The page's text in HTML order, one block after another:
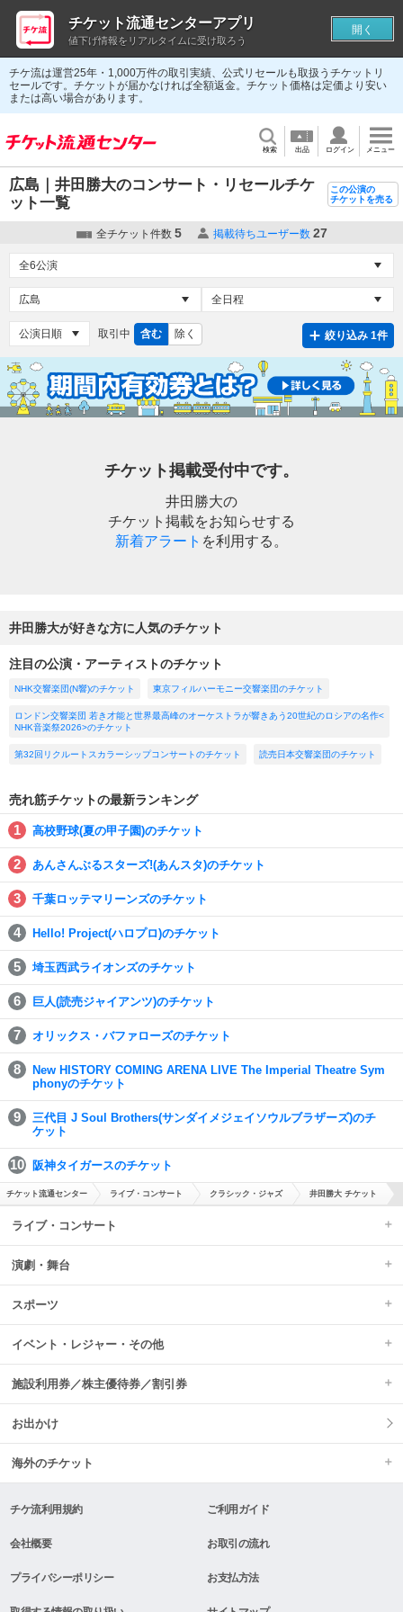
チケ流は運営25年・1,000万件の取引実績、公式リセールも取扱うチケットリ
セールです。チケットが届かなければ全額返金。チケット価格は定価より安い
または高い場合があります。
検索 出品 ログイン メニュー
広島｜井田勝大のコンサート・リセールチケ
ット一覧
この公演の
チケットを売る
全チケット件数 5 掲載待ちユーザー数 27
取引中 含む 除く 絞り込み 1件
チケット掲載受付中です。
井田勝大の
チケット掲載をお知らせする
新着アラート を利用する。
井田勝大が好きな方に人気のチケット
注目の公演・アーティストのチケット
NHK交響楽団(N響)のチケット 東京フィルハーモニー交響楽団のチケット
ロンドン交響楽団 若き才能と世界最高峰のオーケストラが響きあう20世紀のロシアの名作<
NHK音楽祭2026>のチケット
第32回リクルートスカラーシップコンサートのチケット 読売日本交響楽団のチケット
売れ筋チケットの最新ランキング
高校野球(夏の甲子園)のチケット
あんさんぶるスターズ!(あんスタ)のチケット
千葉ロッテマリーンズのチケット
Hello! Project(ハロプロ)のチケット
埼玉西武ライオンズのチケット
巨人(読売ジャイアンツ)のチケット
オリックス・バファローズのチケット
New HISTORY COMING ARENA LIVE The Imperial Theatre Sym
phonyのチケット
三代目 J Soul Brothers(サンダイメジェイソウルブラザーズ)のチ
ケット
阪神タイガースのチケット
チケット流通センター ライブ・コンサート クラシック・ジャズ 井田勝大 チケット
ライブ・コンサート
演劇・舞台
スポーツ
イベント・レジャー・その他
施設利用券／株主優待券／割引券
お出かけ
海外のチケット
チケ流利用規約 ご利用ガイド
会社概要 お取引の流れ
プライバシーポリシー お支払方法
チケット流通センターアプリ
値下げ情報をリアルタイムに受け取ろう
開く